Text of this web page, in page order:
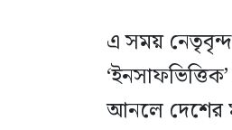
এ সময়
আনলে দেশের